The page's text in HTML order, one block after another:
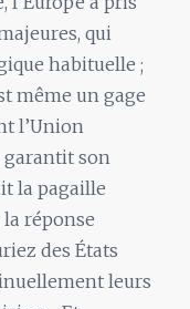
qui
habituelle ;
même ungage
l’Union
garantit son
la pagaille
la réponse
des États
leurs